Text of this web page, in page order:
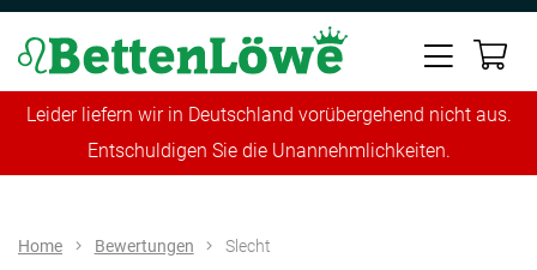
Leider liefern wir in Deutschland vorübergehend nicht aus.
Entschuldigen Sie die Unannehmlichkeiten.
Home Bewertungen Slecht